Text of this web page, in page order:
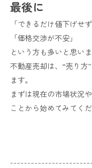
最後に
「できるだけ値下げせ
「価格交渉が不安」
という方も多いと思いま
不動産売却は、“売り方
ます。
まずは現在の市場状況
ことから始めてみてくだ